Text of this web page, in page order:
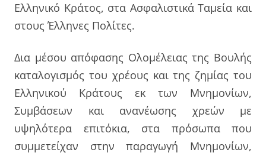
Ελληνικό Κράτος, στα Ασφαλιστικά Ταμεία και
στους Έλληνες Πολίτες.
Δια μέσου απόφασης Ολομέλειας της Βουλής
καταλογισμός του χρέους και της ζημίας του
Ελληνικού Κράτους εκ των Μνημονίων,
Συμβάσεων και ανανέωσης χρεών με
υψηλότερα επιτόκια, στα πρόσωπα που
συμμετείχαν στην παραγωγή Μνημονίων,